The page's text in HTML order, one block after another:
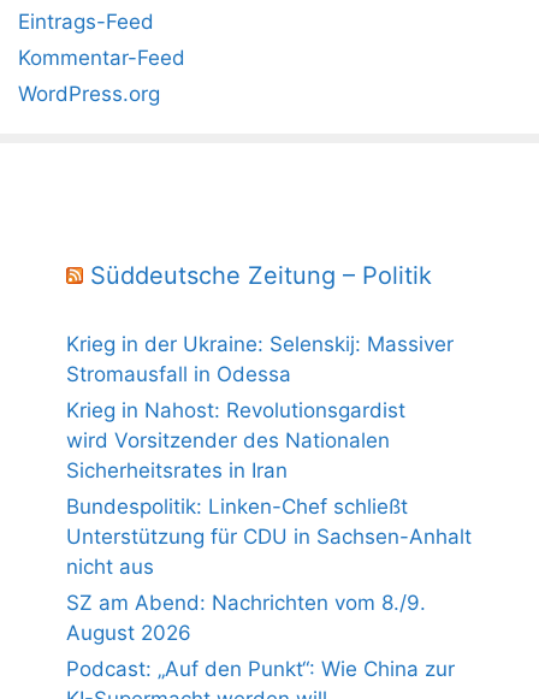
Eintrags-Feed
Kommentar-Feed
WordPress.org
Süddeutsche Zeitung – Politik
Krieg in der Ukraine: Selenskij: Massiver
Stromausfall in Odessa
Krieg in Nahost: Revolutionsgardist
wird Vorsitzender des Nationalen
Sicherheitsrates in Iran
Bundespolitik: Linken-Chef schließt
Unterstützung für CDU in Sachsen-Anhalt
nicht aus
SZ am Abend: Nachrichten vom 8./9.
August 2026
Podcast: „Auf den Punkt“: Wie China zur